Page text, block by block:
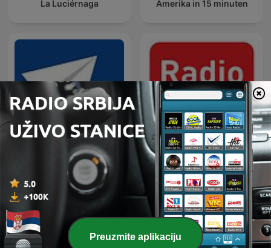
La Luciérnaga Amerika in 15 minuten
Kratke vijesti Radio Radio
Preuzmite aplikaciju